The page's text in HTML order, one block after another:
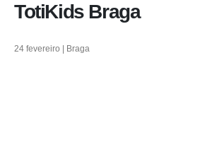
TotiKids Braga
24 fevereiro | Braga